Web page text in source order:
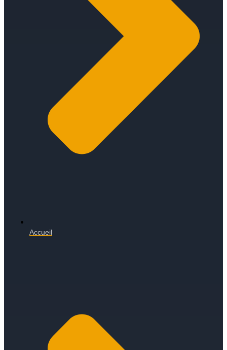
Accueil